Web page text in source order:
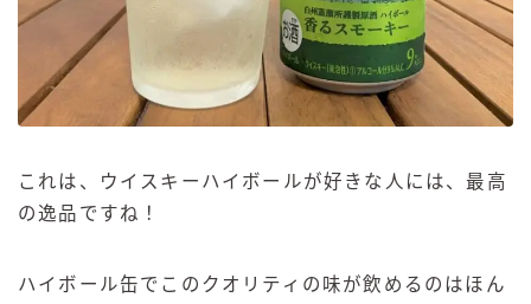
これは、ウイスキーハイボールが好きな人には、最高
の逸品ですね！
ハイボール缶でこのクオリティの味が飲めるのはほん